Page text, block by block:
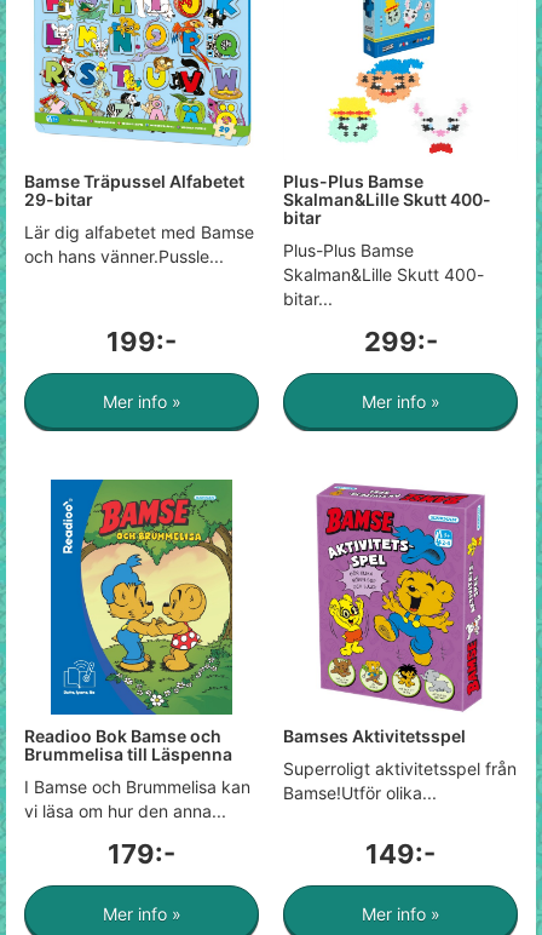
Bamse Träpussel Alfabetet
29-bitar
Lär dig alfabetet med Bamse
och hans vänner.Pussle...
199:-
Mer info »
Plus-Plus Bamse
Skalman&Lille Skutt 400-
bitar
Plus-Plus Bamse
Skalman&Lille Skutt 400-
bitar...
299:-
Mer info »
Readioo Bok Bamse och
Brummelisa till Läspenna
I Bamse och Brummelisa kan
vi läsa om hur den anna...
179:-
Mer info »
Bamses Aktivitetsspel
Superroligt aktivitetsspel från
Bamse!Utför olika...
149:-
Mer info »